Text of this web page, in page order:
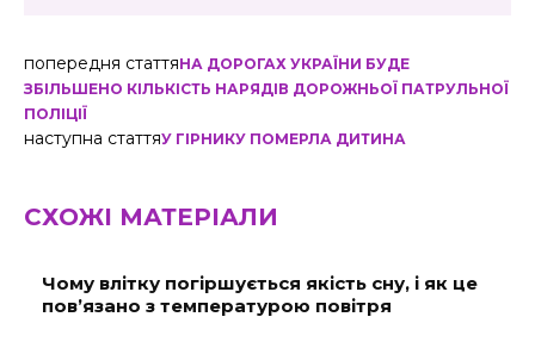
попередня статтяНА ДОРОГАХ УКРАЇНИ БУДЕ
ЗБІЛЬШЕНО КІЛЬКІСТЬ НАРЯДІВ ДОРОЖНЬОЇ ПАТРУЛЬНОЇ
ПОЛІЦІЇ
наступна статтяУ ГІРНИКУ ПОМЕРЛА ДИТИНА
СХОЖІ МАТЕРІАЛИ
Чому влітку погіршується якість сну, і як це
пов’язано з температурою повітря